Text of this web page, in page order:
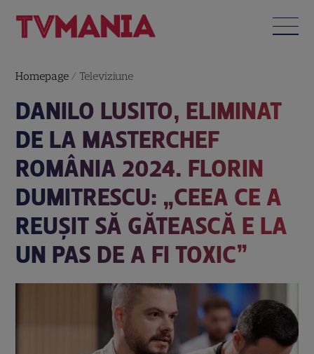
Homepage / Televiziune
DANILO LUSITO, ELIMINAT
DE LA MASTERCHEF
ROMÂNIA 2024. FLORIN
DUMITRESCU: „CEEA CE A
REUȘIT SĂ GĂTEASCĂ E LA
UN PAS DE A FI TOXIC”